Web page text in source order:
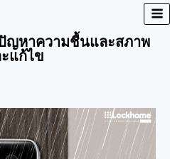
ญหาความชื้นและสภาพ
แก้ไข